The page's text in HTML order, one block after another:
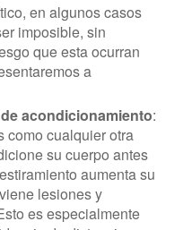
en algunos casos
imposible, sin
que esta ocurran
a
acondicionamiento:
como cualquier otra
su cuerpo antes
aumenta su
lesiones y
es especialmente